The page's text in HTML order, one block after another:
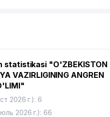
statistikasi "O'ZBEKISTON
VAZIRLIGINING ANGREN
2026 г.): 6
2026 г.): 66